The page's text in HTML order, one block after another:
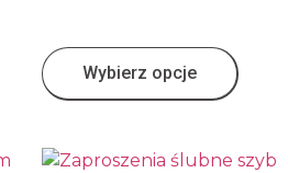
Wybierz opcje